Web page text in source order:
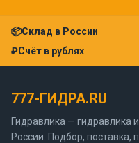
📦Склад в России
₽Счёт в рублях
777-ГИДРА.RU
Гидравлика — гидравлика
России. Подбор, поставка,